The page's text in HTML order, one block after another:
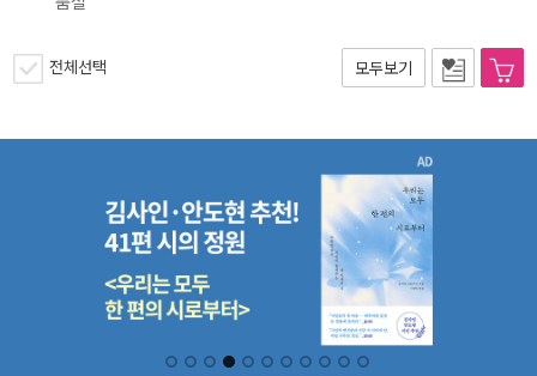
전체선택 모두보기